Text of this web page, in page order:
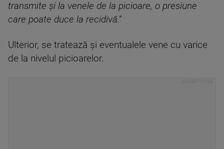
transmite și la venele de la picioare, o presiune
care poate duce la recidivă.”
Ulterior, se tratează și eventualele vene cu varice
de la nivelul picioarelor.